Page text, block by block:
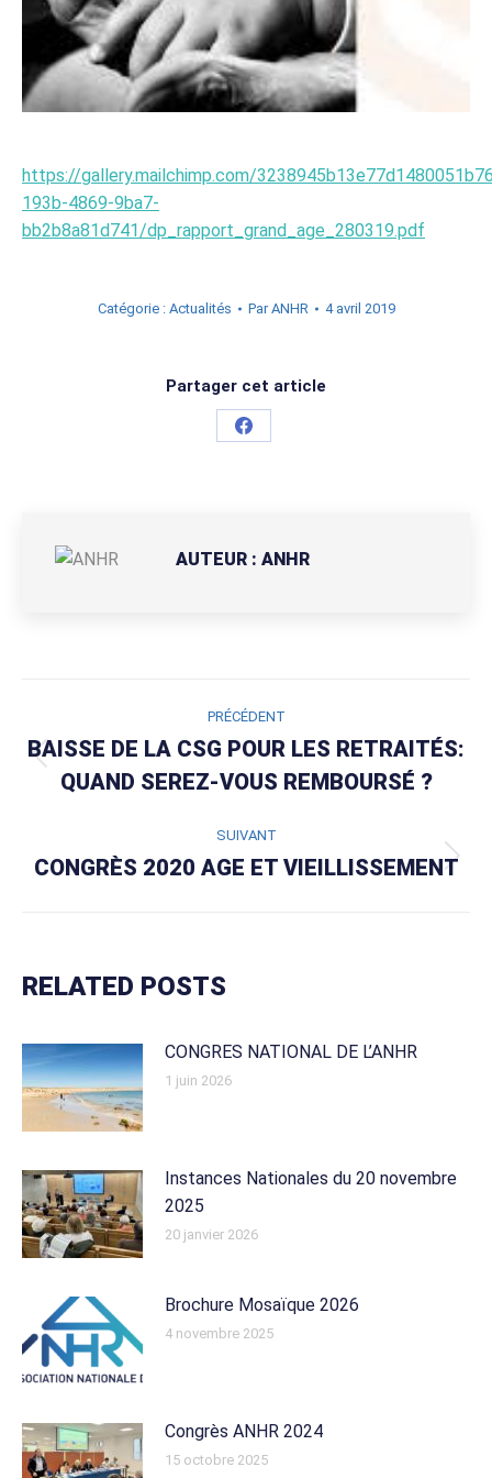
https://gallery.mailchimp.com/
193b-4869-9ba7-
bb2b8a81d741/dp_rapport_grand_age_280319.pdf
Catégorie : Actualités ParANHR 4 avril 2019
Partager cet article
Partager
AUTEUR : ANHR
NAVIGATION
ARTICLE
PRÉCÉDENT
précédent
BAISSE DE LA CSG POUR LES RETRAITÉS:
QUAND SEREZ-VOUS REMBOURSÉ ?
SUIVANT
Article
CONGRÈS 2020 AGE ET VIEILLISSEMENT
RELATED POSTS
CONGRES NATIONAL DE L’ANHR
1 juin 2026
Instances Nationales du 20 novembre
2025
20 janvier 2026
Brochure Mosaïque 2026
4 novembre 2025
Congrès ANHR 2024
15 octobre 2025